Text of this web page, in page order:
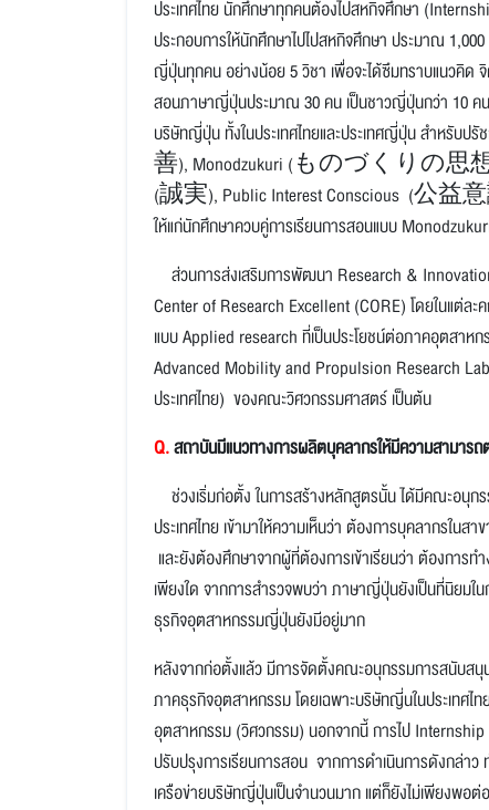
ประเทศไทย นักศึกษาทุกคนต้องไปสหกิจศึกษา
ประกอบการให้นักศึกษาไปไปสหกิจศึกษา ประมาณ
ญี่ปุ่นทุกคน อย่างน้อย 5 วิชา เพื่อจะได้ซึมทราบแนวคิ
สอนภาษาญี่ปุ่นประมาณ 30 คน เป็นชาวญี่ปุ่นกว่า 10 ค
บริษัทญี่ปุ่น ทั้งในประเทศไทยและประเทศญี่ปุ่น สำหรับ
善), Monodzukuri (ものづくりの思想
(誠実), Public Interest Conscious (公益意識)
ให้แก่นักศึกษาควบคู่การเรียนการสอนแบบ
ส่วนการส่งเสริมการพัฒนา Research &
Center of Research Excellent (CORE) โดยในแต่ล
แบบ Applied research ที่เป็นประโยชน์ต่อภาคอุตสาห
Advanced Mobility and Propulsion Research
ประเทศไทย) ของคณะวิศวกรรมศาสตร์ เป็นต้น
Q.สถาบันมีแนวทางการผลิตบุคลากรให้มีความสามาร
ช่วงเริ่มก่อตั้ง ในการสร้างหลักสูตรนั้น ได้มีคณะอนุ
ประเทศไทย เข้ามาให้ความเห็นว่า ต้องการบุคลากรใน
และยังต้องศึกษาจากผู้ที่ต้องการเข้าเรียนว่า ต้องกา
เพียงใด จากการสำรวจพบว่า ภาษาญี่ปุ่นยังเป็นที่นิยมใ
ธุรกิจอุตสาหกรรมญี่ปุ่นยังมีอยู่มาก
หลังจากก่อตั้งแล้ว มีการจัดตั้งคณะอนุกรรมการสนับสนุ
ภาคธุรกิจอุตสาหกรรม โดยเฉพาะบริษัทญี่นในประเทศไ
อุตสาหกรรม (วิศวกรรม) นอกจากนี้ การไป
ปรับปรุงการเรียนการสอน จากการดำเนินการดังกล่า
เครือข่ายบริษัทญี่ปุ่นเป็นจำนวนมาก แต่ก็ยังไม่เพียงพอต่